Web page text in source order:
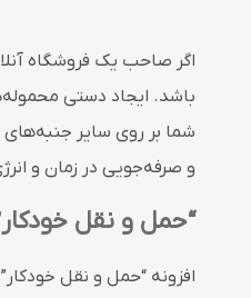
اگر صاحب یک فروشگاه
باشد. ایجاد دستی
شما بر روی سایر جنبه‌های
و صرفه‌جویی در زمان و
“حمل و نقل
افزونه “حمل و نقل